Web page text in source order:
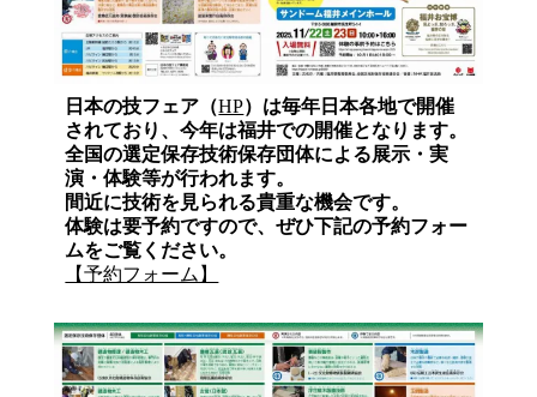
日本の技フェア（HP）は毎年日本各地で開催
されており、今年は福井での開催となります。
全国の選定保存技術保存団体による展示・実
演・体験等が行われます。
間近に技術を見られる貴重な機会です。
体験は要予約ですので、ぜひ下記の予約フォー
ムをご覧ください。
【予約フォーム】